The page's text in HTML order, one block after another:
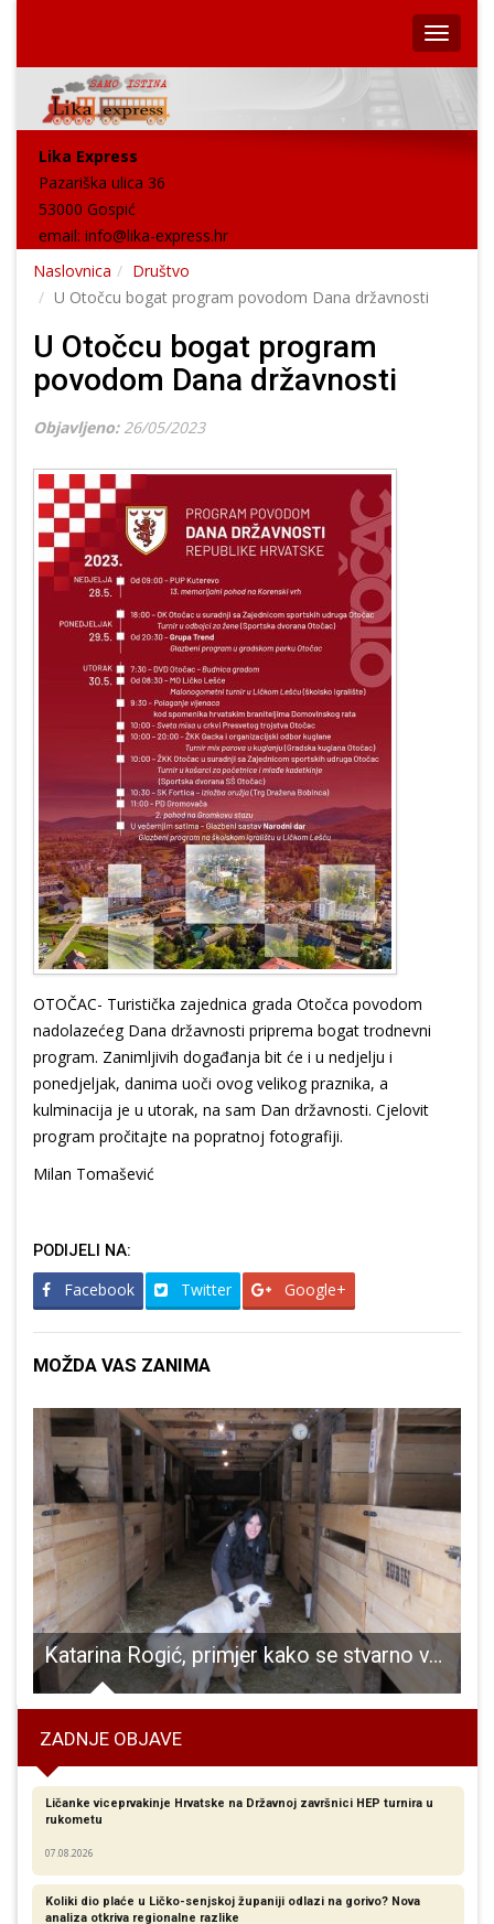
Lika Express
Pazariška ulica 36
53000 Gospić
email: info@lika-express.hr
Naslovnica
Društvo
U Otočcu bogat program povodom Dana državnosti
U Otočcu bogat program
povodom Dana državnosti
Objavljeno: 26/05/2023
OTOČAC- Turistička zajednica grada Otočca povodom
nadolazećeg Dana državnosti priprema bogat trodnevni
program. Zanimljivih događanja bit će i u nedjelju i
ponedjeljak, danima uoči ovog velikog praznika, a
kulminacija je u utorak, na sam Dan državnosti. Cjelovit
program pročitajte na popratnoj fotografiji.
Milan Tomašević
PODIJELI NA:
Facebook Twitter Google+
MOŽDA VAS ZANIMA
Katarina Rogić, primjer kako se stvarno voli Lika!!!
ZADNJE OBJAVE
Ličanke viceprvakinje Hrvatske na Državnoj završnici HEP turnira u
rukometu
07.08.2026
Koliki dio plaće u Ličko-senjskoj županiji odlazi na gorivo? Nova
analiza otkriva regionalne razlike​